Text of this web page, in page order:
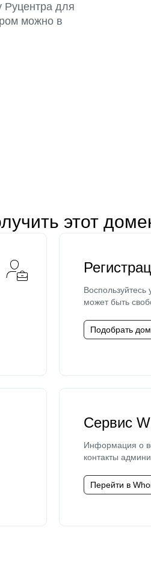
Руцентра для
можно в
этот
может быть
Подобрать
Сервис
Информация о
контакты
Перейти в